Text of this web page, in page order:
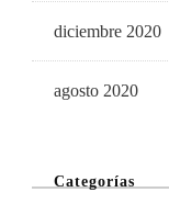
diciembre 2020
agosto 2020
Categorías